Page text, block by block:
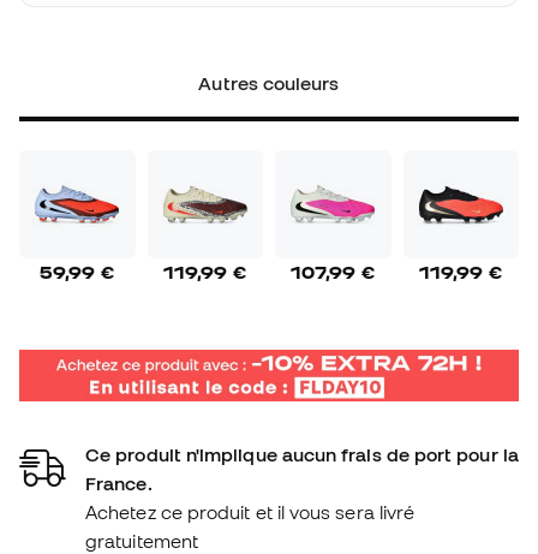
Autres couleurs
59,99 € 119,99 € 107,99 € 119,99 €
Ce produit n'implique aucun frais de port pour la
France.
Achetez ce produit et il vous sera livré
gratuitement